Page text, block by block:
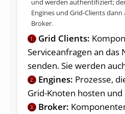
und werden authentifiziert;
Engines und Grid-Clients
Broker.
1. Grid Clients:
Serviceanfragen an das
senden. Sie werden
2. Engines: Prozesse,
Grid-Knoten hosten
3. Broker: